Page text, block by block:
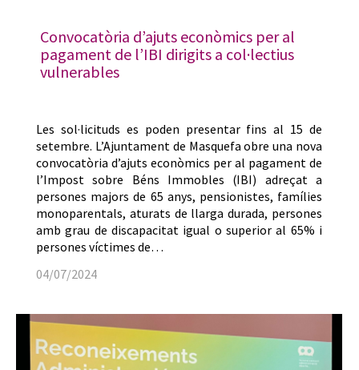
Convocatòria d’ajuts econòmics per al
pagament de l’IBI dirigits a col·lectius
vulnerables
Les sol·licituds es poden presentar fins al 15 de
setembre. L’Ajuntament de Masquefa obre una nova
convocatòria d’ajuts econòmics per al pagament de
l’Impost sobre Béns Immobles (IBI) adreçat a
persones majors de 65 anys, pensionistes, famílies
monoparentals, aturats de llarga durada, persones
amb grau de discapacitat igual o superior al 65% i
persones víctimes de…
04/07/2024